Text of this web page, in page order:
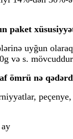
paket
uyğun
və s.
ömrü nə